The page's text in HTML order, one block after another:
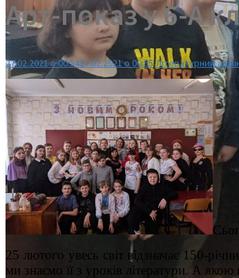
Арт-показ у 6-А
27.02.2021 о 00:5427.02.2021 о 00:55Літературний
25 лютого увесь світ відзначає 150-
ми знаємо її з уроків літератури. А